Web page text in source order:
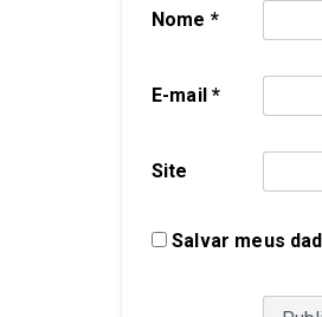
Nome *
E-mail*
Site
Salvar meus